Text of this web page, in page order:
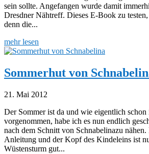
sein sollte. Angefangen wurde damit
Dresdner Nähtreff. Dieses E-Book zu
denn die...
mehr lesen
Sommerhut von
21. Mai 2012
Der Sommer ist da und wie eigentlich schon
vorgenommen, habe ich es nun endlich
nach dem Schnitt von Schnabelinazu
Anleitung und der Kopf des Kindeleins ist
Wüstensturm gut...